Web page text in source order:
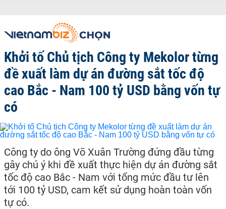
Khởi tố Chủ tịch Công ty Mekolor từng
đề xuất làm dự án đường sắt tốc độ
cao Bắc - Nam 100 tỷ USD bằng vốn tự
có
Công ty do ông Võ Xuân Trường đứng đầu từng
gây chú ý khi đề xuất thực hiện dự án đường sắt
tốc độ cao Bắc - Nam với tổng mức đầu tư lên
tới 100 tỷ USD, cam kết sử dụng hoàn toàn vốn
tự có.